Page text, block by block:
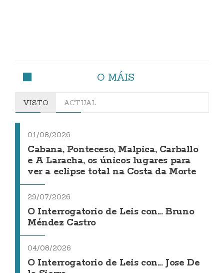
O MÁIS
VISTO ACTUAL
01/08/2026
Cabana, Ponteceso, Malpica, Carballo
e A Laracha, os únicos lugares para
ver a eclipse total na Costa da Morte
29/07/2026
O Interrogatorio de Leis con... Bruno
Méndez Castro
04/08/2026
O Interrogatorio de Leis con... Jose De